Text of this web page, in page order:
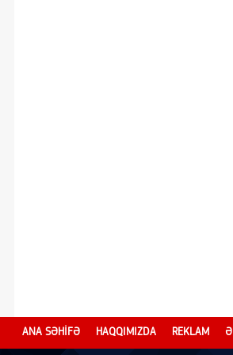
ANA SƏHİFƏ HAQQIMIZDA REKLAM